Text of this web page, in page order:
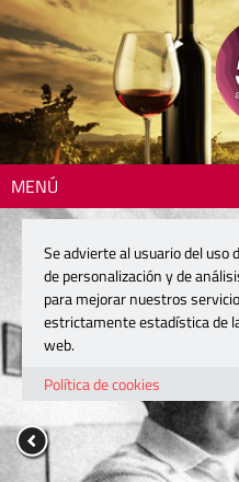
MENÚ
Se advierte al usuario del uso
de personalización y de
para mejorar nuestros
estrictamente estadística de
web.
Política de cookies